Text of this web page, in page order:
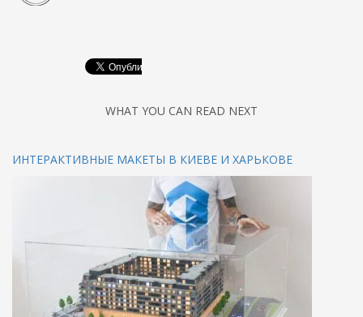
WHAT YOU CAN READ NEXT
ИНТЕРАКТИВНЫЕ МАКЕТЫ В КИЕВЕ И ХАРЬКОВЕ